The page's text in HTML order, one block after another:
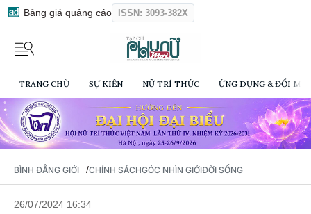
Bảng giá quảng cáo ISSN: 3093-382X
TRANG CHỦ SỰ KIỆN NỮ TRÍ THỨC ỨNG DỤNG & ĐỔI
BÌNH ĐẲNG GIỚI /CHÍNH SÁCHGÓC NHÌN GIỚIĐỜI SỐNG
26/07/2024 16:34